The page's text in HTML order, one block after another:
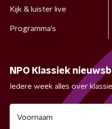
Kijk & luister live
Programma's
NPO Klassiek
Iedere week alles over